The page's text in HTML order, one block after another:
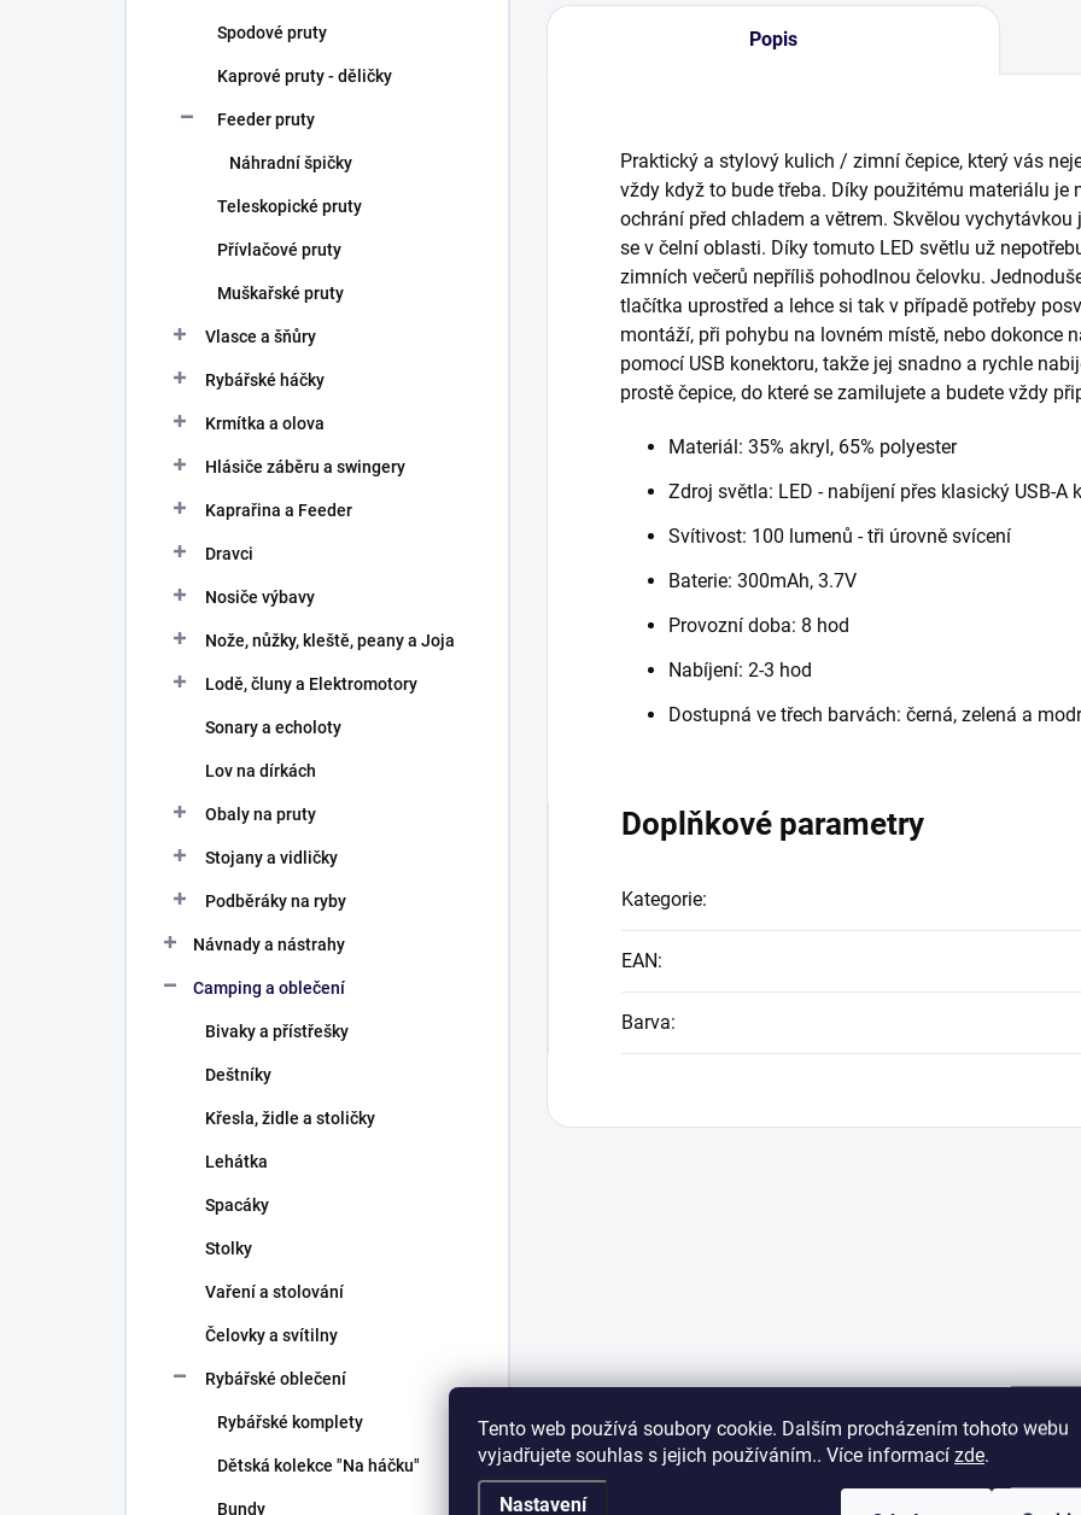
Tento web používá soubory cookie. Dalším procházením tohoto webu
vyjadřujete souhlas s jejich používáním.. Více informací zde.
Nastavení
Spodové pruty
Kaprové pruty - děličky
Feeder pruty
Náhradní špičky
Teleskopické pruty
Přívlačové pruty
Muškařské pruty
Vlasce a šňůry
Rybářské háčky
Krmítka a olova
Hlásiče záběru a swingery
Kaprařina a Feeder
Dravci
Nosiče výbavy
Nože, nůžky, kleště, peany a Joja
Lodě, čluny a Elektromotory
Sonary a echoloty
Lov na dírkách
Obaly na pruty
Stojany a vidličky
Podběráky na ryby
Návnady a nástrahy
Camping a oblečení
Bivaky a přístřešky
Deštníky
Křesla, židle a stoličky
Lehátka
Spacáky
Stolky
Vaření a stolování
Čelovky a svítilny
Rybářské oblečení
Rybářské komplety
Dětská kolekce "Na háčku"
Bundy
Popis
Praktický a stylový kulich / zimní čepice, který vás
vždy když to bude třeba. Díky použitému materiálu
ochrání před chladem a větrem. Skvělou
se v čelní oblasti. Díky tomuto LED světlu už
zimních večerů nepříliš pohodlnou čelovku.
tlačítka uprostřed a lehce si tak v případě potřeby
montáží, při pohybu na lovném místě, nebo dokonce
pomocí USB konektoru, takže jej snadno a rychle
prostě čepice, do které se zamilujete a budete vždy
Materiál: 35% akryl, 65% polyester
Zdroj světla: LED - nabíjení přes klasický USB-A
Svítivost: 100 lumenů - tři úrovně svícení
Baterie: 300mAh, 3.7V
Provozní doba: 8 hod
Nabíjení: 2-3 hod
Dostupná ve třech barvách: černá, zelená a
Doplňkové parametry
Kategorie:
EAN:
Barva: